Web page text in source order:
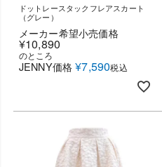
ドットレースタックフレアスカート
（グレー）
メーカー希望小売価格
¥10,890
のところ
JENNY価格 ¥7,590税込